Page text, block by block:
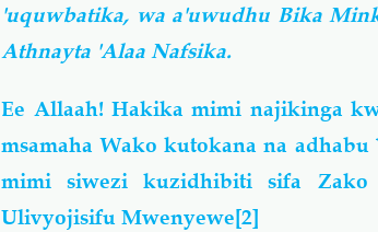
'uquwbatika, wa a'uwudhu Bika
Athnayta 'Alaa Nafsika.
Ee Allaah! Hakika mimi najikinga
msamaha Wako kutokana na
mimi siwezi kuzidhibiti sifa
Ulivyojisifu Mwenyewe[2]